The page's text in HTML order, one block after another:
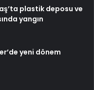
plastik deposu ve
yangın
yeni dönem